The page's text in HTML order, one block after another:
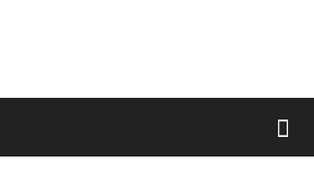
Французский